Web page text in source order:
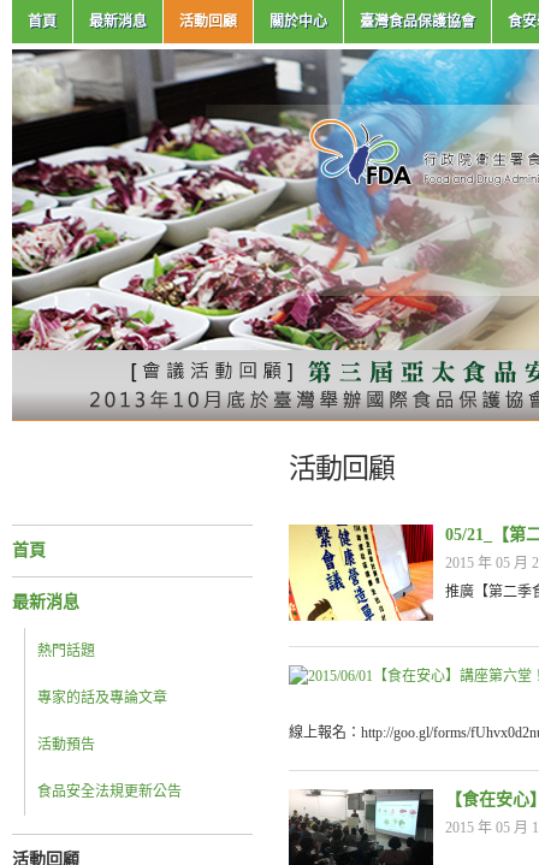
首頁 最新消息 活動回顧 關於中心 臺灣食品保護協會 食
活動回顧
首頁
最新消息
熱門話題
專家的話及專論文章
活動預告
食品安全法規更新公告
活動回顧
05/21_【第
2015 年 05 月
推廣【第二季
線上報名：http://goo.gl/forms/
【食在安
2015 年 05 月